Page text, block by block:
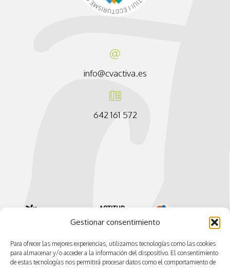
Gestionar consentimiento
Para ofrecer las mejores experiencias, utilizamos tecnologías como las cookies
para almacenar y/o acceder a la información del dispositivo. El consentimiento
de estas tecnologías nos permitirá procesar datos como el comportamiento de
info@cvactiva.es
642 161 572